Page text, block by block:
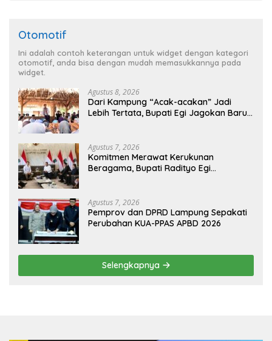
Otomotif
Ini adalah contoh keterangan untuk widget dengan kategori
otomotif, anda bisa dengan mudah memasukkannya pada
widget.
Agustus 8, 2026
Dari Kampung “Acak-acakan” Jadi
Lebih Tertata, Bupati Egi Jagokan Baru
Agustus 7, 2026
Komitmen Merawat Kerukunan
Beragama, Bupati Radityo Egi
Agustus 7, 2026
Pemprov dan DPRD Lampung Sepakati
Perubahan KUA-PPAS APBD 2026
Selengkapnya